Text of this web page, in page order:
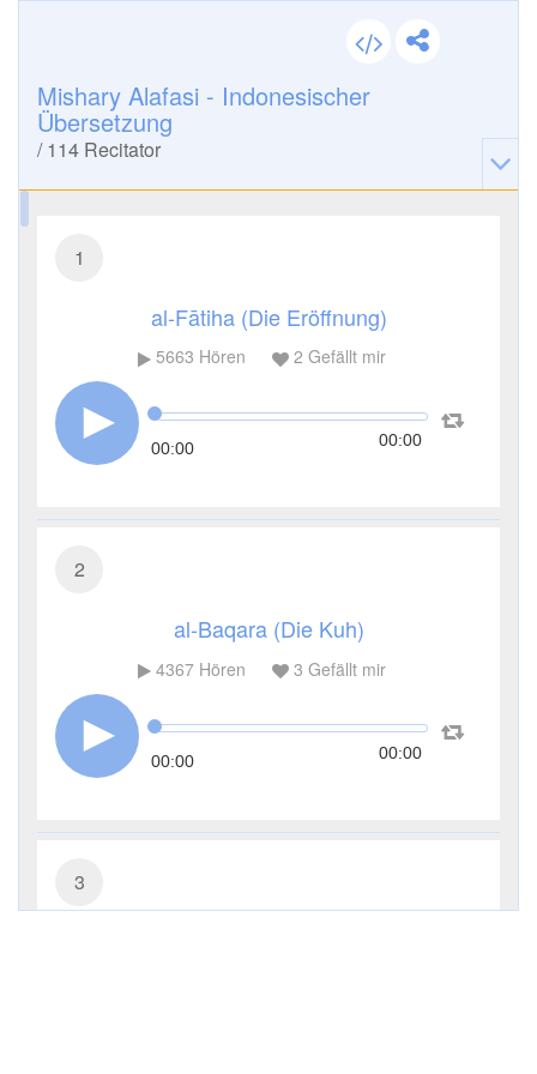
Mishary Alafasi - Indonesischer
Übersetzung
/114 Recitator
1
al-Fātiha (Die Eröffnung)
5663 Hören 2 Gefällt mir
00:00 00:00
2
al-Baqara (Die Kuh)
4367Hören 3 Gefällt mir
00:00 00:00
3